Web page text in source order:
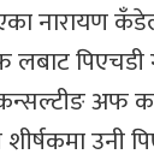
नारायण
पिएचडी
अफ
उनी